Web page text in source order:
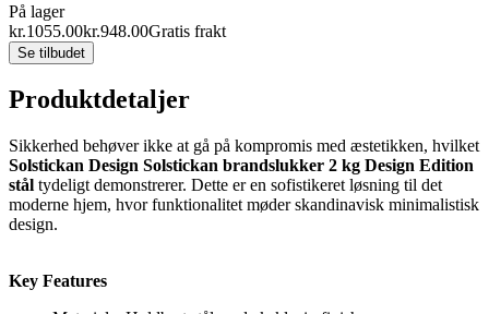
På lager
kr.1055.00kr.948.00Gratis frakt
Se tilbudet
Produktdetaljer
Sikkerhed behøver ikke at gå på kompromis med æstetikken, hvilket
Solstickan Design Solstickan brandslukker 2 kg Design Edition
stål tydeligt demonstrerer. Dette er en sofistikeret løsning til det
moderne hjem, hvor funktionalitet møder skandinavisk minimalistisk
design.
Key Features